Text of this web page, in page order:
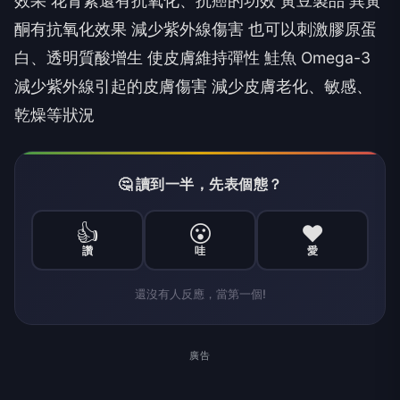
酮有抗氧化效果 減少紫外線傷害 也可以刺激膠原蛋
白、透明質酸增生 使皮膚維持彈性 鮭魚 Omega-3
減少紫外線引起的皮膚傷害 減少皮膚老化、敏感、
乾燥等狀況
🤔 讀到一半，先表個態？
👍
讚
😮
哇
❤️
愛
還沒有人反應，當第一個!
廣告